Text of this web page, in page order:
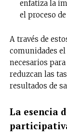
enfatiza la
el proceso
A través de
comunidades
necesarios
reduzcan las
resultados de
La esencia